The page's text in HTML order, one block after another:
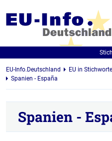
EU-Info.Deutschland EU in
Spanien - España
Spanien -